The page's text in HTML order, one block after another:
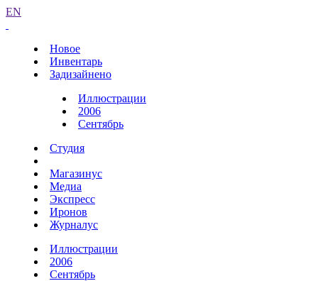
EN
Новое
Инвентарь
Задизайнено
Иллюстрации
2006
Сентябрь
Студия
Магазинус
Медиа
Экспресс
Иронов
Журналус
Иллюстрации
2006
Сентябрь